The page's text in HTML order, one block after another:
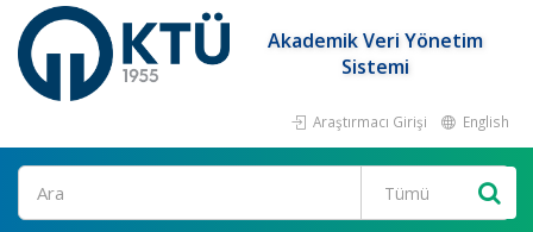
Akademik Veri Yönetim
Sistemi
Araştırmacı Girişi English
Ara